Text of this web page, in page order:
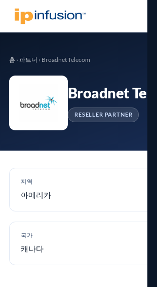
홈 › 파트너 › Broadnet Telecom
Broadnet
RESELLER PARTNER
지역
아메리카
국가
캐나다